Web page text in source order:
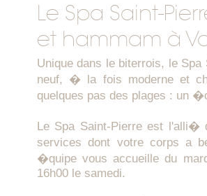
Le Spa Saint-
et hammam à
Unique dans le biterrois, le
neuf, � la fois moderne et
quelques pas des plages : un
Le Spa Saint-Pierre est
services dont votre corps a
�quipe vous accueille du
16h00 le samedi.